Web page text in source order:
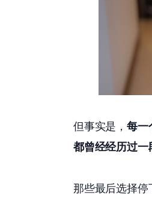
但事实是，每一
都曾经经历过一
那些最后选择停